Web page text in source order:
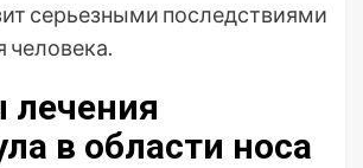
серьезными последствиями
человека.
в области носа